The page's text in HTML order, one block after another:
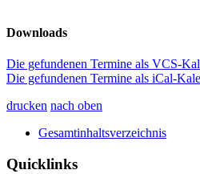
Downloads
Die gefundenen Termine als VCS-
Die gefundenen Termine als iCal-
drucken nach oben
Gesamtinhaltsverzeichnis
Quicklinks